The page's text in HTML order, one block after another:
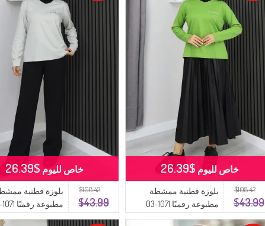
$108.42
$43.99
بلوزة قطنية ممشطة
مطبوعة رقميًا 1071-03
باللون الأخضر
خاص لليوم $26.39
$108.42
$43.99
بلوزة قطنية
حجرية
خاص لليوم $26.39